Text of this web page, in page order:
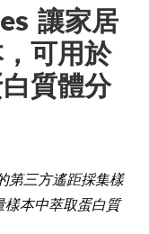
讓家居
可用於
質體分
第三方遙距採集樣
樣本中萃取蛋白質